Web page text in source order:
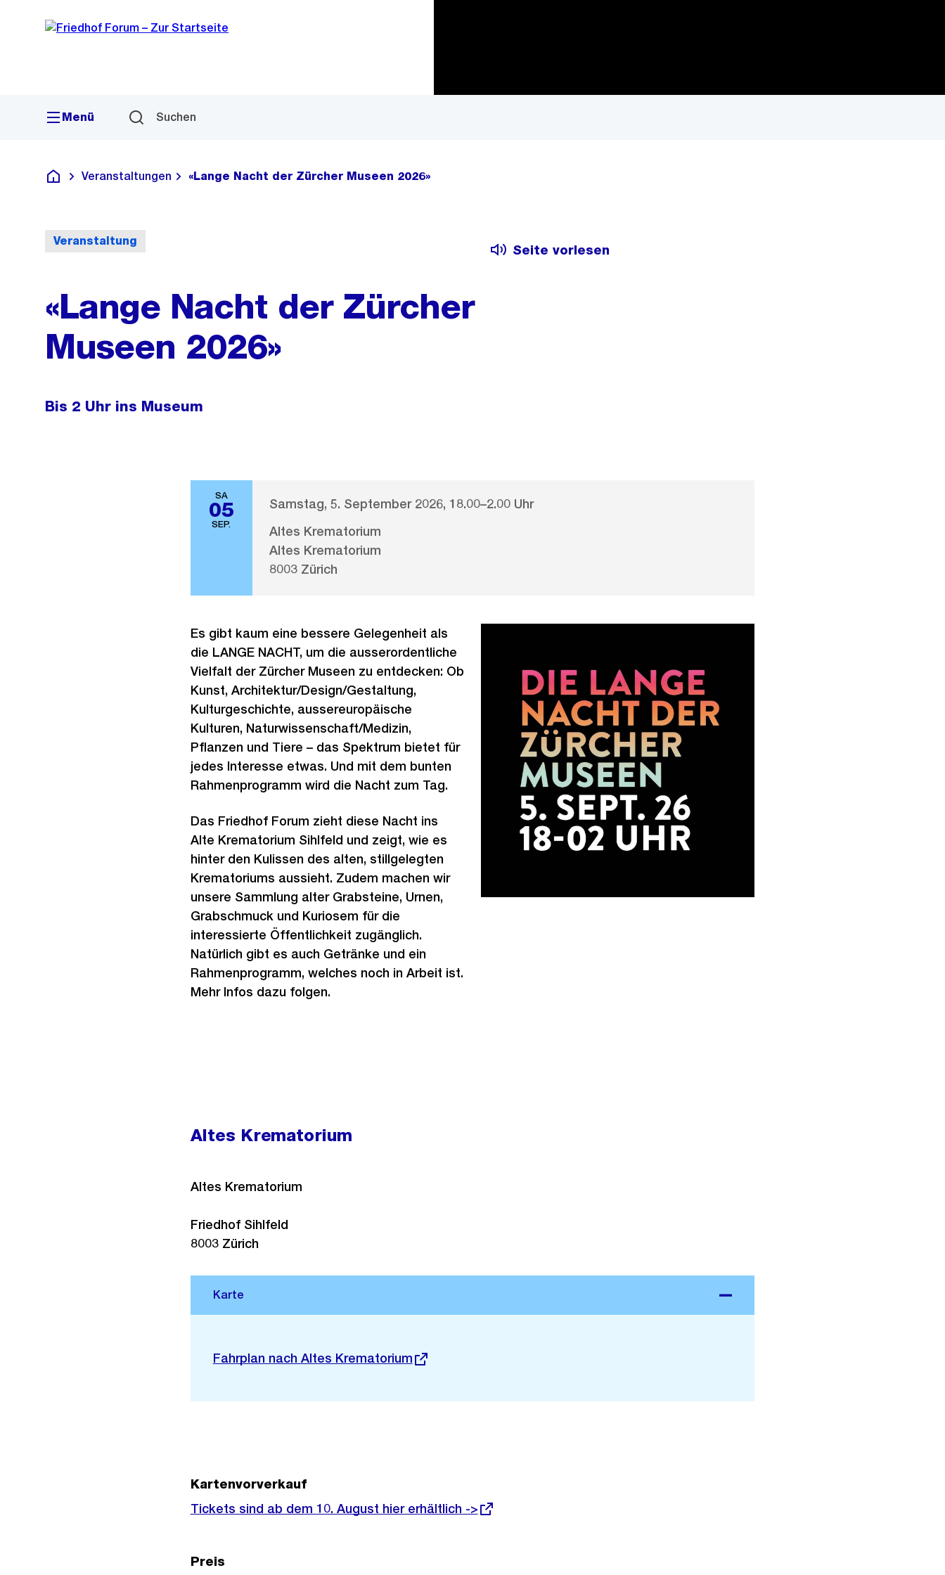
Navigation
Sprunglink
Menü Suchen
Deutsch
Veranstaltungen «Lange Nacht der Zürcher Museen 2026»
Veranstaltung
Seite vorlesen
«Lange Nacht der Zürcher
Museen 2026»
Bis 2 Uhr ins Museum
SA
05
SEP.
Samstag, 5. September 2026, 18.00–2.00 Uhr
Altes Krematorium
Altes Krematorium
8003 Zürich
Es gibt kaum eine bessere Gelegenheit als
die LANGE NACHT, um die ausserordentliche
Vielfalt der Zürcher Museen zu entdecken: Ob
Kunst, Architektur/Design/Gestaltung,
Kulturgeschichte, aussereuropäische
Kulturen, Naturwissenschaft/Medizin,
Pflanzen und Tiere – das Spektrum bietet für
jedes Interesse etwas. Und mit dem bunten
Rahmenprogramm wird die Nacht zum Tag.
Das Friedhof Forum zieht diese Nacht ins
Alte Krematorium Sihlfeld und zeigt, wie es
hinter den Kulissen des alten, stillgelegten
Krematoriums aussieht. Zudem machen wir
unsere Sammlung alter Grabsteine, Urnen,
Grabschmuck und Kuriosem für die
interessierte Öffentlichkeit zugänglich.
Natürlich gibt es auch Getränke und ein
Rahmenprogramm, welches noch in Arbeit ist.
Mehr Infos dazu folgen.
Altes Krematorium
Externer
Fahrplan nach Altes Krematorium
Altes Krematorium
Friedhof Sihlfeld
8003 Zürich
Kartenvorverkauf
Externer
Link:
Tickets sind ab dem 10. August hier erhältlich ->
Preis